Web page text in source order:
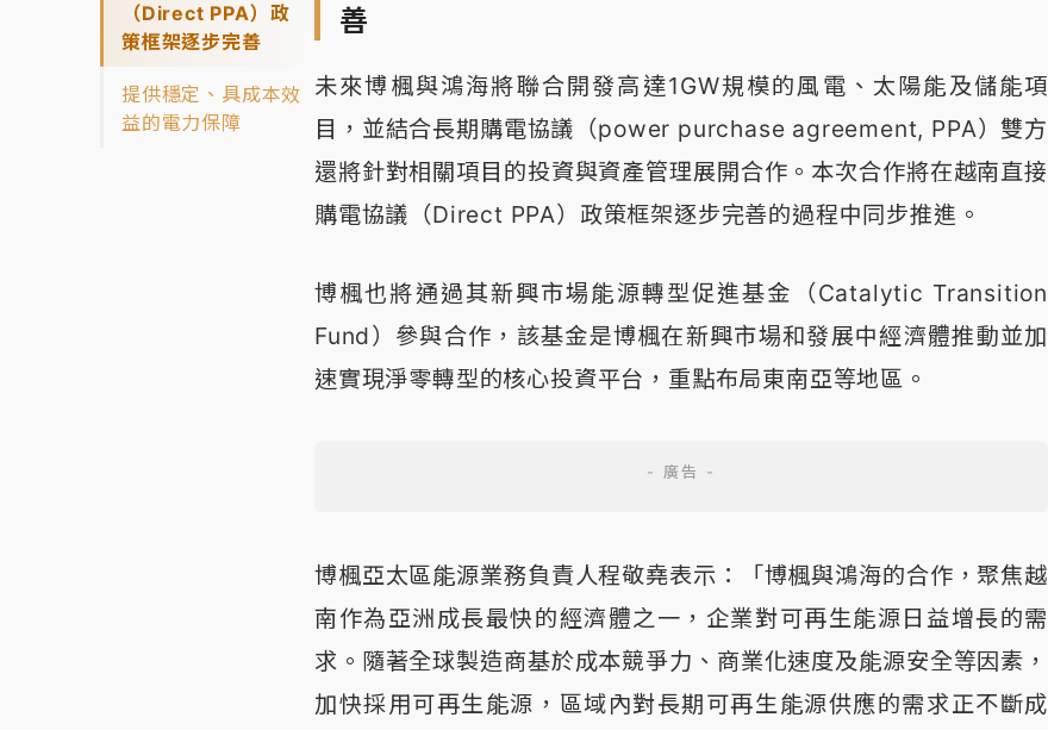
（Direct PPA）政
策框架逐步完善
提供穩定、具成本效
益的電力保障
善
未來博楓與鴻海將聯合開發高達1GW規模的風電、太陽能及儲能項
目，並結合長期購電協議（power purchase agreement, PPA）雙方
還將針對相關項目的投資與資產管理展開合作。本次合作將在越南直接
購電協議（Direct PPA）政策框架逐步完善的過程中同步推進。
博楓也將通過其新興市場能源轉型促進基金（Catalytic Transition
Fund）參與合作，該基金是博楓在新興市場和發展中經濟體推動並加
速實現淨零轉型的核心投資平台，重點布局東南亞等地區。
博楓亞太區能源業務負責人程敬堯表示：「博楓與鴻海的合作，聚焦越
南作為亞洲成長最快的經濟體之一，企業對可再生能源日益增長的需
求。隨著全球製造商基於成本競爭力、商業化速度及能源安全等因素，
加快採用可再生能源，區域內對長期可再生能源供應的需求正不斷成